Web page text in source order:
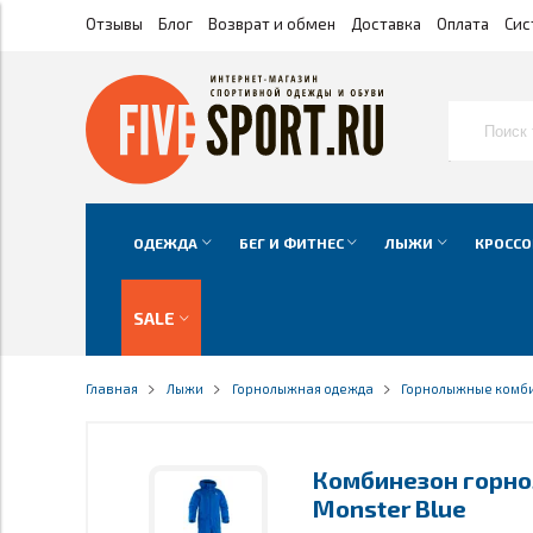
Отзывы Блог Возврат и обмен Доставка Оплата
ОДЕЖДА БЕГ И ФИТНЕС ЛЫЖИ
SALE
Главная Лыжи Горнолыжная одежда Горнолыжные
Комбинезон
Monster Blue